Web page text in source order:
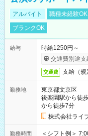
アルバイト 職種未経験OK
ブランクOK
給与
時給1250円～
交通費別途支
交通費 支給（規
勤務地
東京都文京区
後楽園駅から徒
から徒歩7分
株式会社ライ
勤務時間
＜シフト例＞ 7:00～